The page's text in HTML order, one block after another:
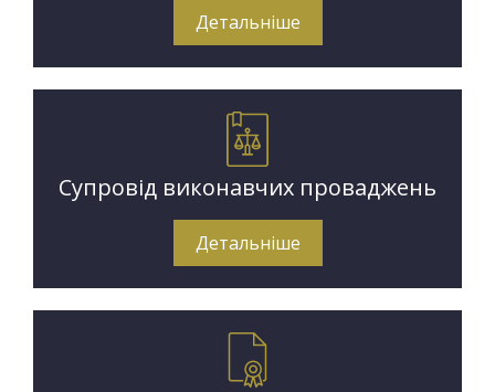
Детальніше
Супровід виконавчих проваджень
Детальніше